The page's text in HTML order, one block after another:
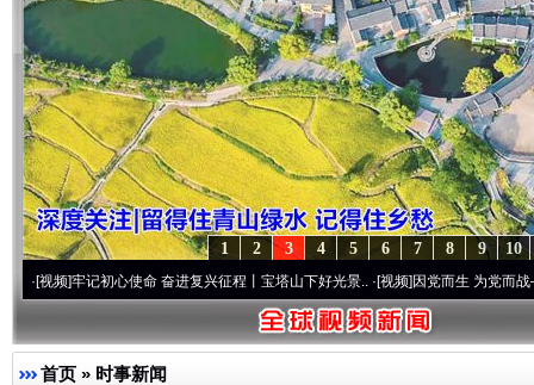
10
9
8
7
6
5
4
3
2
1
记初心使命 奋进复兴征程丨宝塔山下好光景..·[视频]因党而生 为党而战——百年“纪
首页 » 时事新闻